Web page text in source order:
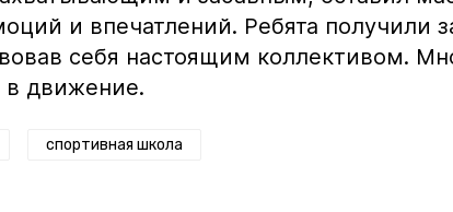
и впечатлений. Ребята получили
себя настоящим коллективом.
в движение.
спортивная школа